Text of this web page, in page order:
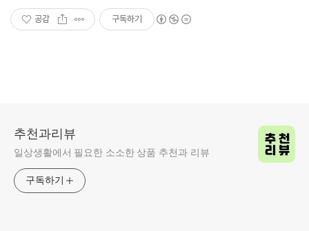
공감 구독하기
추천과리뷰
일상생활에서 필요한 소소한 상품 추천과 리뷰
구독하기